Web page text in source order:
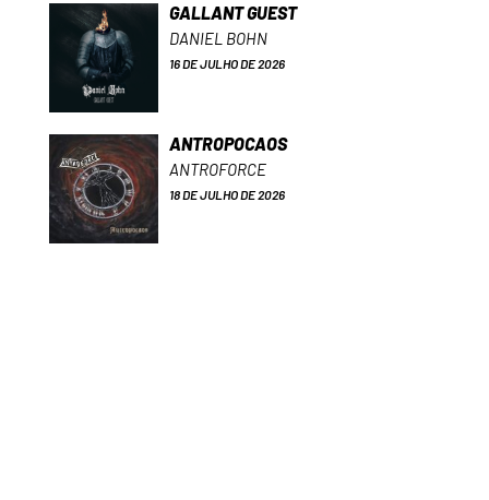
GALLANT GUEST
DANIEL BOHN
16 DE JULHO DE 2026
ANTROPOCAOS
ANTROFORCE
18 DE JULHO DE 2026